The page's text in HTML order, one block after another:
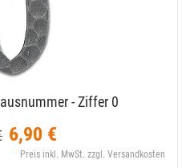
- Ziffer 0
6,90 €
Preis inkl. MwSt. zzgl. Versandkosten